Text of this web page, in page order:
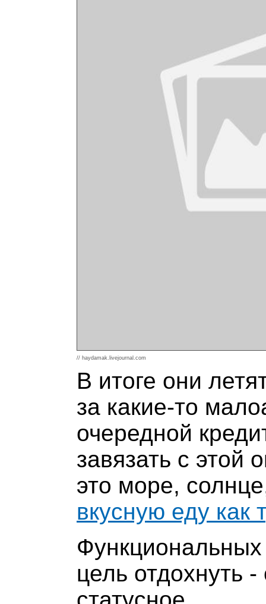
// haydamak.livejournal.com
В итоге они
за какие-то
очередной
завязать с этой
это море,
вкусную еду как
цель отдохнуть